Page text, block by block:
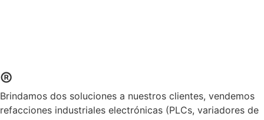
®
Brindamos dos soluciones a nuestros clientes, vendemos
refacciones industriales electrónicas (PLCs, variadores de